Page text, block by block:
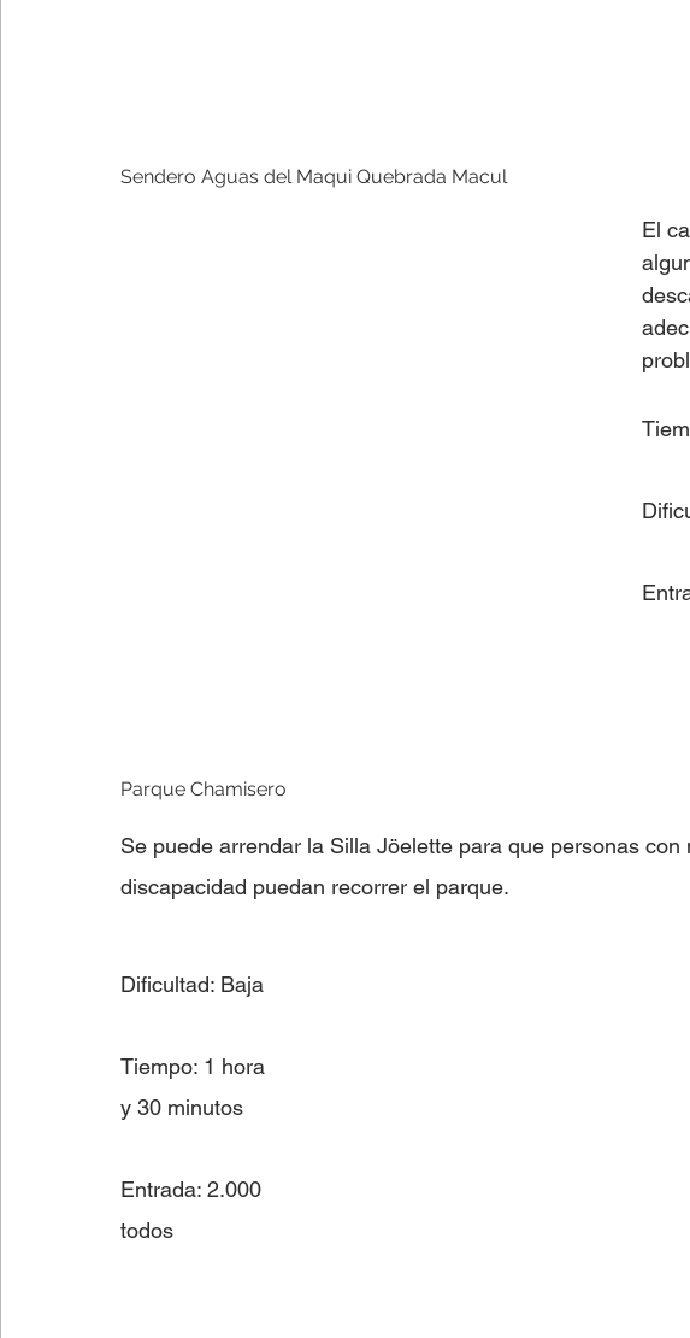
Sendero Aguas del Maqui Quebrada Macul
El
Parque Chamisero
Se puede arrendar la Silla Jöelette para que personas con
discapacidad puedan recorrer el parque.
Dificultad: Baja
Tiempo: 1 hora
y 30 minutos
Entrada: 2.000
todos